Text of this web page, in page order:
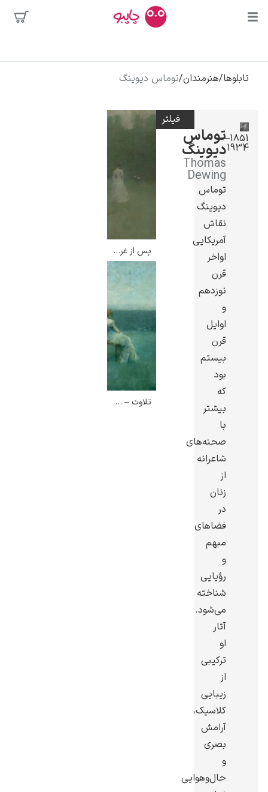
جستجوها
پیکاسو
سالوادور دالی
فریدا کالوا
محبوب‌ترین
هنرمندان
کلود مونه
ونسان ون گوگ
ادوارد مونک
تابلوها/هنرمندان/توماس دیوینگ
1851–
1934
توماس
دیوینگ
Thomas
Dewing
توماس
دیوینگ
نقاش
آمریکایی
اواخر
قرن
نوزدهم
و
اوایل
قرن
بیستم
بود
که
بیشتر
با
صحنه‌های
شاعرانه
از
زنان
در
فضاهای
مبهم
و
رؤیایی
شناخته
می‌شود.
آثار
او
ترکیبی
از
زیبایی
کلاسیک،
آرامش
بصری
و
حال‌وهوایی
فیلتر
پس از غروب – توماس دیوینگ
تلاوت – توماس دیوینگ